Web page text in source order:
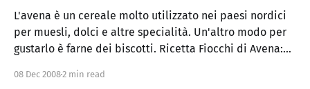
L'avena è un cereale molto utilizzato nei paesi nordici
per muesli, dolci e altre specialità. Un'altro modo per
gustarlo è farne dei biscotti. Ricetta Fiocchi di Avena:
08 Dec 20082 min read